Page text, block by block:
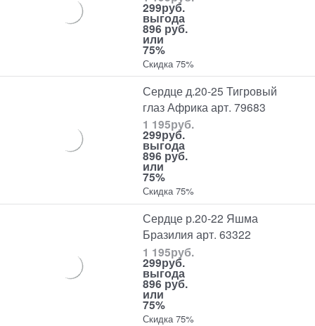
299руб.
выгода
896 руб.
или
75%
Скидка 75%
Сердце д.20-25 Тигровый
глаз Африка арт. 79683
1 195руб.
299руб.
выгода
896 руб.
или
75%
Скидка 75%
Сердце р.20-22 Яшма
Бразилия арт. 63322
1 195руб.
299руб.
выгода
896 руб.
или
75%
Скидка 75%